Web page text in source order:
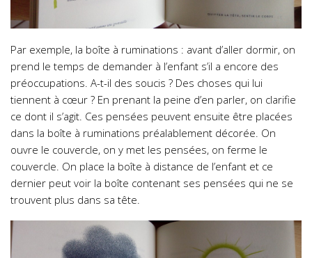
Par exemple, la boîte à ruminations : avant d’aller dormir, on
prend le temps de demander à l’enfant s’il a encore des
préoccupations. A-t-il des soucis ? Des choses qui lui
tiennent à cœur ? En prenant la peine d’en parler, on clarifie
ce dont il s’agit. Ces pensées peuvent ensuite être placées
dans la boîte à ruminations préalablement décorée. On
ouvre le couvercle, on y met les pensées, on ferme le
couvercle. On place la boîte à distance de l’enfant et ce
dernier peut voir la boîte contenant ses pensées qui ne se
trouvent plus dans sa tête.